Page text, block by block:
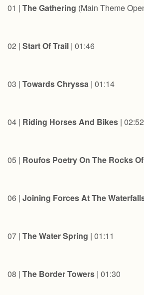
01 | The Gathering (Main Theme
02 | Start Of Trail | 01:46
03 | Towards Chryssa | 01:14
04 | Riding Horses And Bikes | 02:52
05 | Roufos Poetry On The Rocks
06 | Joining Forces At The
07 | The Water Spring | 01:11
08 | The Border Towers | 01:30